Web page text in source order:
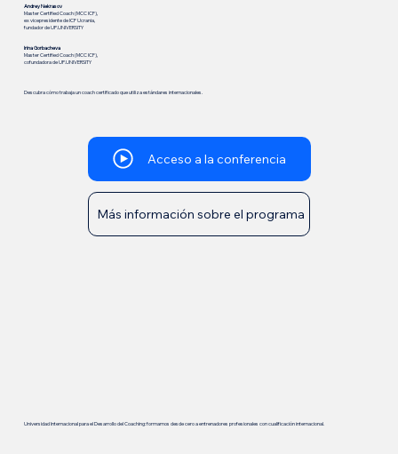
Descubra cómo trabaja un coach certificado que utiliza estándares internacionales.
Acceso a la conferencia
Más información sobre el programa
Andrey Nekrasov
Master Certified Coach (MCC ICF),
ex vicepresidente de ICF Ucrania,
fundador de UP.UNIVERSITY
Irina Gorbacheva
Master Certified Coach (MCC ICF),
cofundadora de UP.UNIVERSITY
Universidad Internacional para el Desarrollo del Coaching: formamos desde cero a entrenadores profesionales con cualificación internacional.